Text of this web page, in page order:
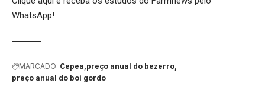
WhatsApp!
MARCADO: Cepea preço anual do bezerro
preço anual do boi gordo